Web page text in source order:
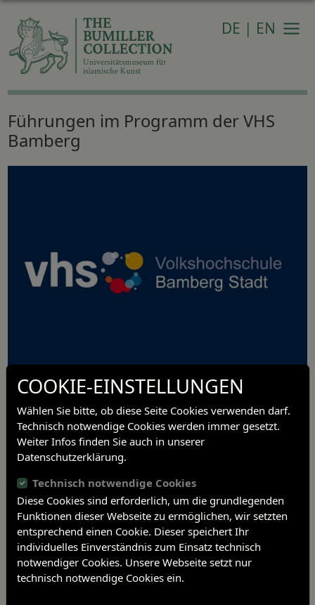
DE | EN
Führungen im Programm der VHS
Bamberg
Do 18. 04. 2024, 16.30 – 18:00 Uhr
Das Haus „Zum Benedikt“
Ein Wohn- und Geschäftshaus „in der Au“
Fr. 06. 06. 2024, 17 – 18:30 Uhr
Führung durch die Sammlung
– entfällt –
COOKIE-EINSTELLUNGEN
Wählen Sie bitte, ob diese Seite Cookies verwenden darf.
Technisch notwendige Cookies werden immer gesetzt.
Weiter Infos finden Sie auch in unserer
Datenschutzerklärung.
Technisch notwendige Cookies
Diese Cookies sind erforderlich, um die grundlegenden
Funktionen dieser Webseite zu ermöglichen, wir setzten
entsprechend einen Cookie. Dieser speichert Ihr
individuelles Einverständnis zum Einsatz technisch
notwendiger Cookies. Unsere Webseite setzt nur
technisch notwendige Cookies ein.